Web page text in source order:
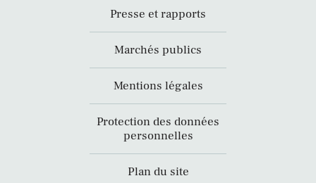
Presse et rapports
Marchés publics
Mentions légales
Protection des données
personnelles
Plan du site